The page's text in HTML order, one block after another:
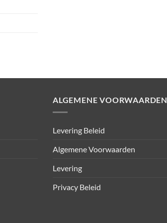
ALGEMENE VOORWAARDEN
Levering Beleid
Algemene Voorwaarden
Levering
Privacy Beleid